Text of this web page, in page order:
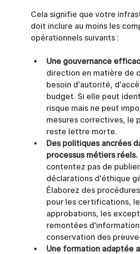
Cela signifie que votre
doit inclure au moins les
opérationnels suivants :
Une gouvernance
direction en matière de
besoin d'autorité,
budget. Si elle peut
risque mais ne peut
mesures correctives, le
reste lettre morte.
Des politiques ancrées
processus métiers réels.
contentez pas de
déclarations d'éthique
Élaborez des
pour les certifications,
approbations, les
remontées
conservation des
Une formation adaptée